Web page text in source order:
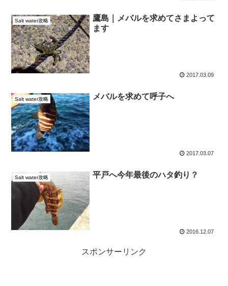
Salt water攻略
鷹島｜メバルを求めてさまよって
ます
2017.03.09
Salt water攻略 メバルを求めて呼子へ
2017.03.07
Salt water攻略 平戸へ今年最後のハタ釣り？
2016.12.07
スポンサーリンク